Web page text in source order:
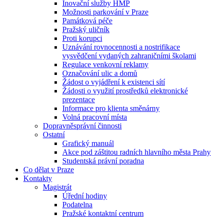
Inovační služby HMP
Možnosti parkování v Praze
Památková péče
Pražský uličník
Proti korupci
Uznávání rovnocennosti a nostrifikace
vysvědčení vydaných zahraničními školami
Regulace venkovní reklamy
Označování ulic a domů
Žádost o vyjádření k existenci sítí
Žádosti o využití prostředků elektronické
prezentace
Informace pro klienta směnárny
Volná pracovní místa
Dopravněsprávní činnosti
Ostatní
Grafický manuál
Akce pod záštitou radních hlavního města Prahy
Studentská právní poradna
Co dělat v Praze
Kontakty
Magistrát
Úřední hodiny
Podatelna
Pražské kontaktní centrum